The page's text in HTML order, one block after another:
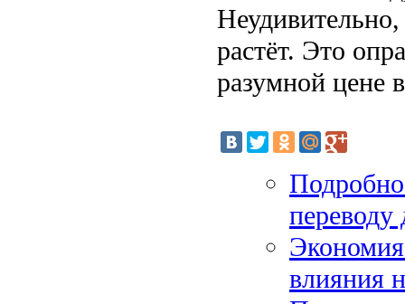
растёт. Это
разумной цене
переводу
влияния